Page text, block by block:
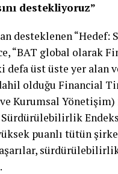
destekliyoruz”
“Hedef:
“BAT global olarak
üst üste yer alan
olduğu Financial
ve Kurumsal
puanlı tütün